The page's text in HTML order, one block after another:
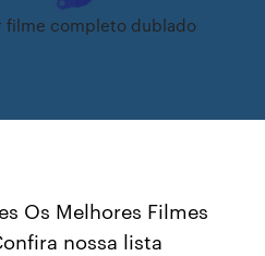
filme completo dublado
Os Melhores Filmes
nossa lista